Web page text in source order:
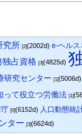
究所 [2](2002d)e-ヘルス
独占資格 [3](4825d)
研究センター [1]
って役立つ労働法 [1]
[0](6152d) 人口動態統
ター [3](6624d)